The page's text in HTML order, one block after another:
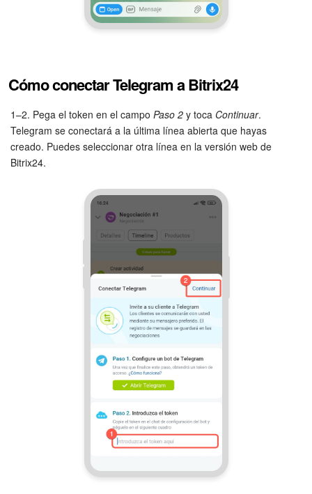
Cómo conectar Telegram a Bitrix24
1–2. Pega el token en el campo Paso 2 y toca Continuar.
Telegram se conectará a la última línea abierta que hayas
creado. Puedes seleccionar otra línea en la versión web de
Bitrix24.